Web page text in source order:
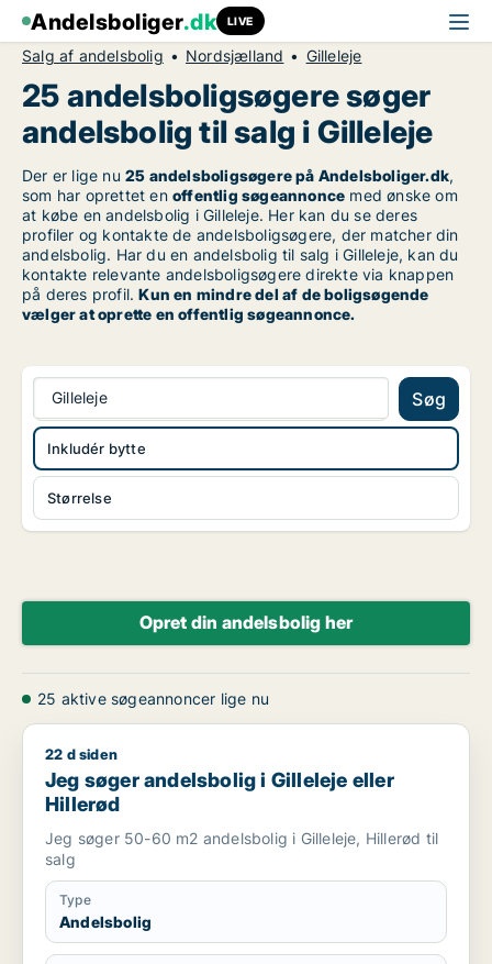
Andelsboliger.dk LIVE
Salg af andelsbolig Nordsjælland Gilleleje
25 andelsboligsøgere søger
andelsbolig til salg i Gilleleje
Der er lige nu 25 andelsboligsøgere på Andelsboliger.dk,
som har oprettet en offentlig søgeannonce med ønske om
at købe en andelsbolig i Gilleleje. Her kan du se deres
profiler og kontakte de andelsboligsøgere, der matcher din
andelsbolig. Har du en andelsbolig til salg i Gilleleje, kan du
kontakte relevante andelsboligsøgere direkte via knappen
på deres profil.Kun en mindre del af de boligsøgende
vælger at oprette en offentlig søgeannonce.
Gilleleje Søg
Størrelse
Inkludér bytte
Opret din andelsbolig her
25 aktive søgeannoncer lige nu
Jeg søger andelsbolig i Gilleleje eller Hillerød
22 d siden
Jeg søger andelsbolig i Gilleleje eller
Hillerød
Jeg søger 50-60 m2 andelsbolig i Gilleleje, Hillerød til
salg
Type
Andelsbolig